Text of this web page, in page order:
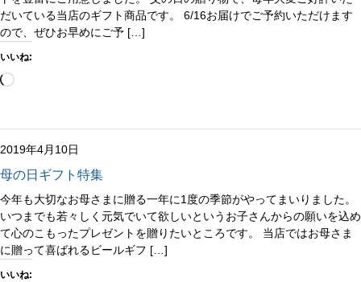
だいている当店のギフト商品です。 6/16お届けでご予約いただけます
ので、ぜひお早めにご予 […]
いいね:
読
み
中…
2019年4月10日
母の日ギフト特集
今年も大切なお母さまに贈る一年に1度の季節がやってまいりました。
いつまでも若々しく元気でいて欲しいというお子さんからの願いを込め
て心のこもったプレゼントを贈りたいところです。 当店ではお母さま
に贈って喜ばれるビールギフ […]
いいね: